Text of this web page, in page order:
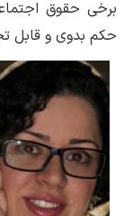
برخی حقوق
حکم بدوی و قابل